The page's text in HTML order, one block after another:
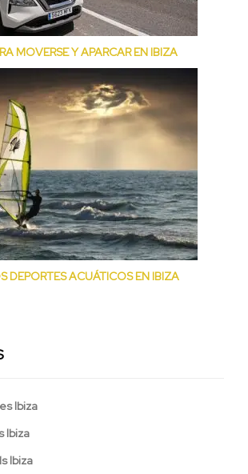
MOVERSE Y APARCAR EN IBIZA
DEPORTES ACUÁTICOS EN IBIZA
Ibiza
Ibiza
Ibiza